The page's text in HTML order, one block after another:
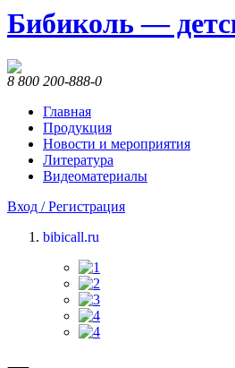
Бибиколь —
8 800 200-888-0
Главная
Продукция
Новости и мероприятия
Литература
Видеоматериалы
Вход / Регистрация
bibicall.ru